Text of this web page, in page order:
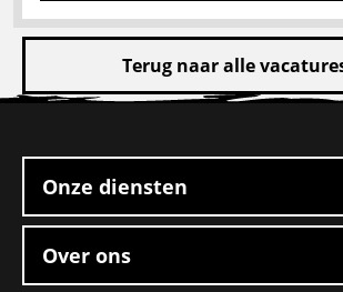
Lees
meer
Rangeerder
Boxtel
Terug naar alle
footer
Onze diensten
Over ons